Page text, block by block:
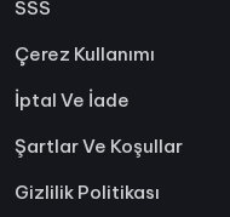
SSS
Çerez Kullanımı
İptal Ve İade
Şartlar Ve Koşullar
Gizlilik Politikası